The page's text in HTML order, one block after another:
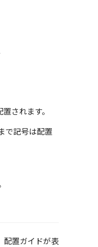
されます。
で記号は配置
配置ガイドが表